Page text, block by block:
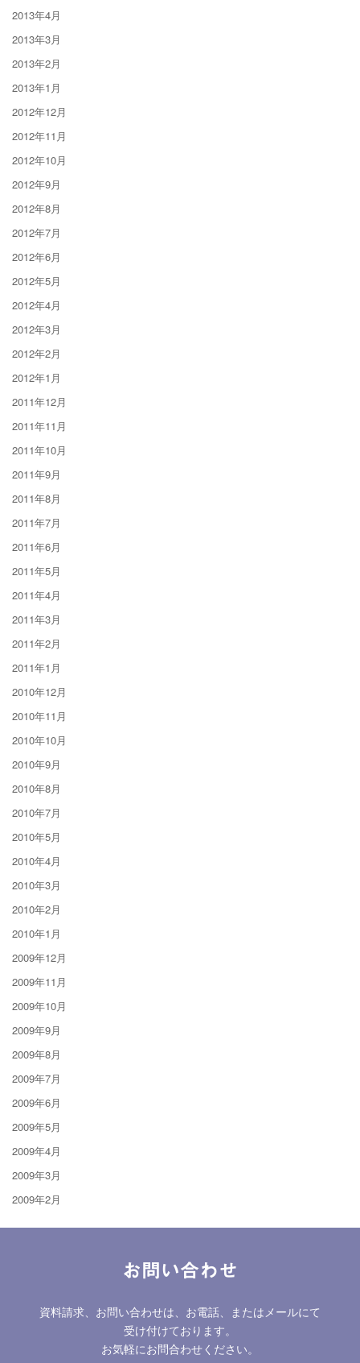
2013年4月
2013年3月
2013年2月
2013年1月
2012年12月
2012年11月
2012年10月
2012年9月
2012年8月
2012年7月
2012年6月
2012年5月
2012年4月
2012年3月
2012年2月
2012年1月
2011年12月
2011年11月
2011年10月
2011年9月
2011年8月
2011年7月
2011年6月
2011年5月
2011年4月
2011年3月
2011年2月
2011年1月
2010年12月
2010年11月
2010年10月
2010年9月
2010年8月
2010年7月
2010年5月
2010年4月
2010年3月
2010年2月
2010年1月
2009年12月
2009年11月
2009年10月
2009年9月
2009年8月
2009年7月
2009年6月
2009年5月
2009年4月
2009年3月
2009年2月
お問い合わせ
資料請求、お問い合わせは、お電話、またはメールにて
受け付けております。
お気軽にお問合わせください。